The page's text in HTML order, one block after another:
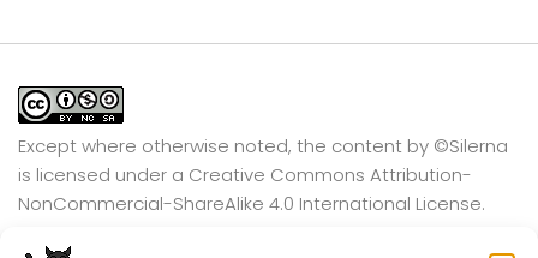
Except where otherwise noted, the content by ©Silerna
is licensed under a Creative Commons Attribution-
NonCommercial-ShareAlike 4.0 International License.